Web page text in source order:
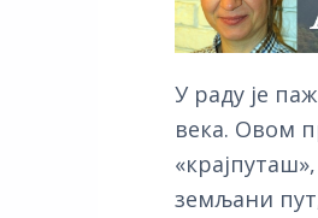
У раду је
века. Овом
земљани